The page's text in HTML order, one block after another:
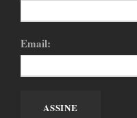
Email: